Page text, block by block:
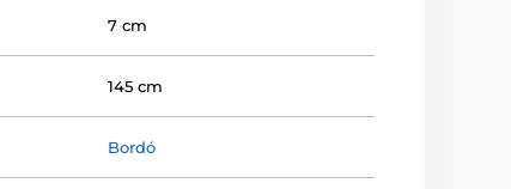
7 cm
145 cm
Bordó